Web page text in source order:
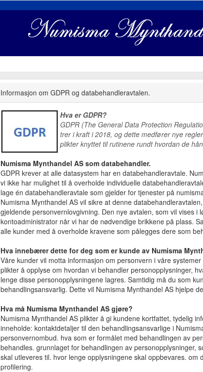
Informasjon om GDPR og databehandleravtalen.
Hva er GDPR?
GDPR (The General Data Protection
trer i kraft i 2018, og dette medfører nye
plikter knyttet til rutinene rundt hvordan de
Numisma Mynthandel AS som databehandler.
GDPR krever at alle datasystem har en databehandleravtale.
vi ikke har mulighet til å overholde individuelle
lage én databehandleravtale som gjelder for tjenester på
Numisma Mynthandel AS vil sikre at denne
gjeldende personvernlovgivning. Den nye avtalen, som vil vises i
kontoadministrator når vi har de nødvendige brikkene på plass.
alle kunder med å overholde kravene som pålegges dere som
Hva innebærer dette for deg som er kunde av Numisma
Våre kunder vil motta informasjon om personvern i våre
plikter å opplyse om hvordan vi behandler personopplysninger,
lenge disse personopplysningene lagres. Samtidig må du som
behandlingsansvarlig. Dette vil Numisma Mynthandel AS hjelpe
Hva må Numisma Mynthandel AS gjøre?
Numisma Mynthandel AS plikter å gi kundene kortfattet, tydelig
inneholde: kontaktdetaljer til den behandlingsansvarlige i
personvernombud. hva som er formålet med behandlingen av
behandles. grunnlaget for behandlingen av personopplysninger,
skal utleveres til. hvor lenge opplysningene skal oppbevares.
profilering.